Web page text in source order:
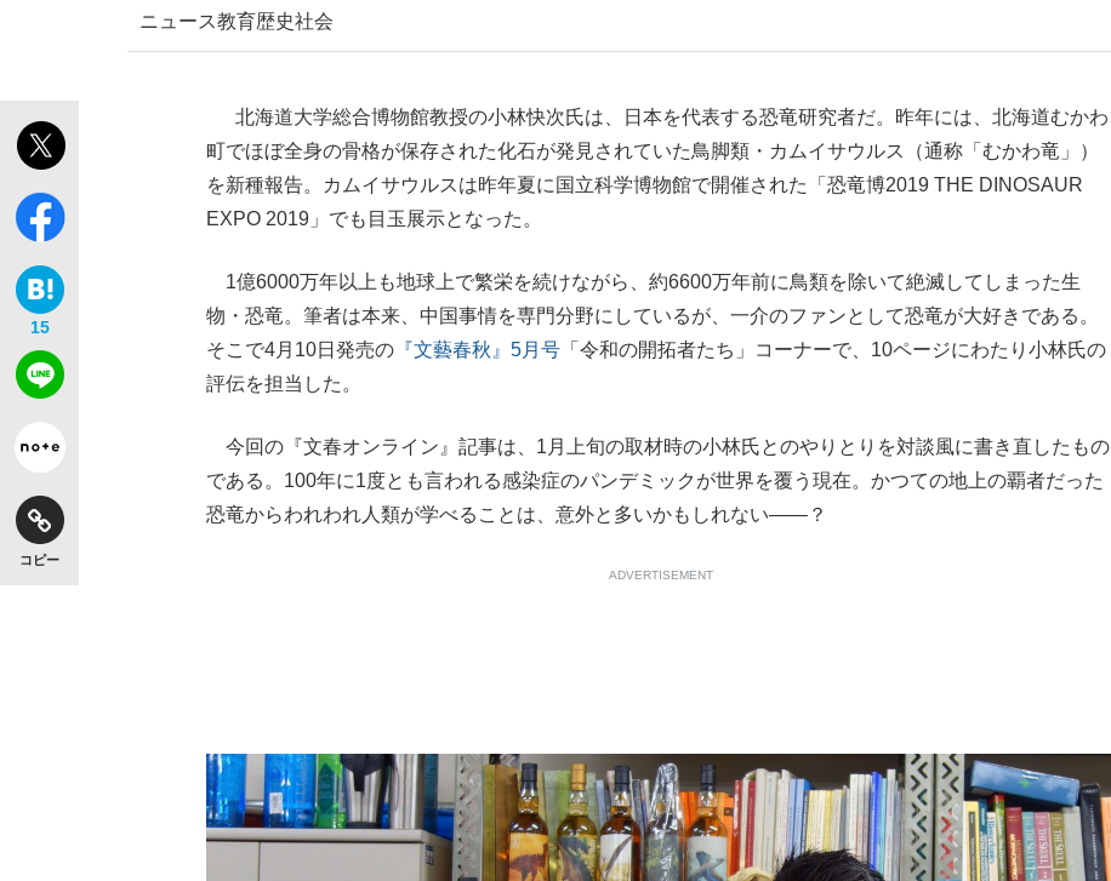
もっと見る
ニュース教育歴史社会
15
コピー
北海道大学総合博物館教授の小林快次氏は、日本を代表する恐竜研究者だ。昨年には、北海道むかわ
町でほぼ全身の骨格が保存された化石が発見されていた鳥脚類・カムイサウルス（通称「むかわ竜」）
を新種報告。カムイサウルスは昨年夏に国立科学博物館で開催された「恐竜博2019 THE DINOSAUR
EXPO 2019」でも目玉展示となった。
1億6000万年以上も地球上で繁栄を続けながら、約6600万年前に鳥類を除いて絶滅してしまった生
物・恐竜。筆者は本来、中国事情を専門分野にしているが、一介のファンとして恐竜が大好きである。
そこで4月10日発売の 『文藝春秋』5月号 「令和の開拓者たち」コーナーで、10ページにわたり小林氏の
評伝を担当した。
今回の『文春オンライン』記事は、1月上旬の取材時の小林氏とのやりとりを対談風に書き直したもの
である。100年に1度とも言われる感染症のパンデミックが世界を覆う現在。かつての地上の覇者だった
恐竜からわれわれ人類が学べることは、意外と多いかもしれない――？
ADVERTISEMENT